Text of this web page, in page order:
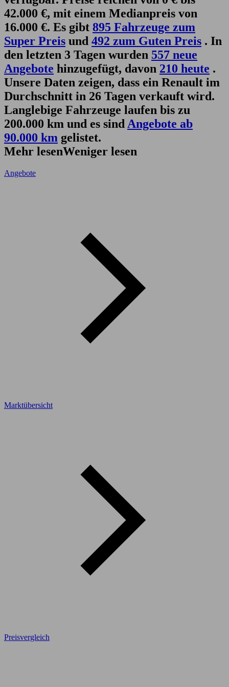
42.000 €, mit einem Medianpreis von
16.000 €. Es gibt 895 Fahrzeuge zum
Super Preis und 492 zum Guten Preis . In
den letzten 3 Tagen wurden 557 neue
Angebote hinzugefügt, davon 210 heute .
Unsere Daten zeigen, dass ein Renault im
Durchschnitt in 26 Tagen verkauft wird.
Langlebige Fahrzeuge laufen bis zu
200.000 km und es sind Angebote ab
90.000 km gelistet.
Mehr lesenWeniger lesen
Angebote
Marktübersicht
Preisvergleich